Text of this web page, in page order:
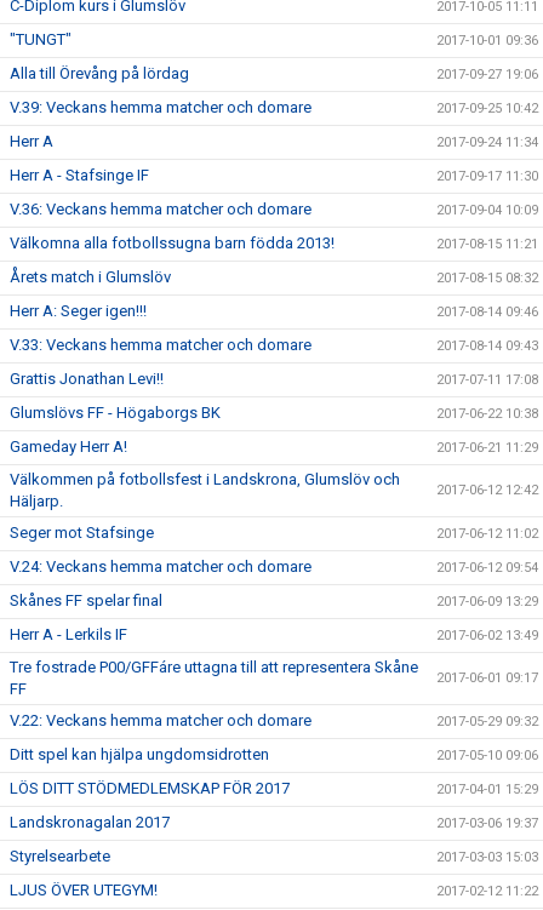
C-Diplom kurs i Glumslöv 2017-10-05 11:11
"TUNGT" 2017-10-01 09:36
Alla till Örevång på lördag 2017-09-27 19:06
V.39: Veckans hemma matcher och domare 2017-09-25 10:42
Herr A 2017-09-24 11:34
Herr A - Stafsinge IF 2017-09-17 11:30
V.36: Veckans hemma matcher och domare 2017-09-04 10:09
Välkomna alla fotbollssugna barn födda 2013! 2017-08-15 11:21
Årets match i Glumslöv 2017-08-15 08:32
Herr A: Seger igen!!! 2017-08-14 09:46
V.33: Veckans hemma matcher och domare 2017-08-14 09:43
Grattis Jonathan Levi!! 2017-07-11 17:08
Glumslövs FF - Högaborgs BK 2017-06-22 10:38
Gameday Herr A! 2017-06-21 11:29
Välkommen på fotbollsfest i Landskrona, Glumslöv och
Häljarp.
2017-06-12 12:42
Seger mot Stafsinge 2017-06-12 11:02
V.24: Veckans hemma matcher och domare 2017-06-12 09:54
Skånes FF spelar final 2017-06-09 13:29
Herr A - Lerkils IF 2017-06-02 13:49
Tre fostrade P00/GFFáre uttagna till att representera Skåne
FF
2017-06-01 09:17
V.22: Veckans hemma matcher och domare 2017-05-29 09:32
Ditt spel kan hjälpa ungdomsidrotten 2017-05-10 09:06
LÖS DITT STÖDMEDLEMSKAP FÖR 2017 2017-04-01 15:29
Landskronagalan 2017 2017-03-06 19:37
Styrelsearbete 2017-03-03 15:03
LJUS ÖVER UTEGYM! 2017-02-12 11:22